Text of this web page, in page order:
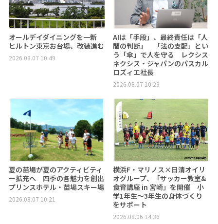
オールデイダイニングを一新
ヒルトン東京お台場、改装進む
2026.08.07 10:49
AIは「手段」、最終責任は「人
間の判断」 「法の支配」とい
う「傘」で人を守る レクシス
ネクシス・ジャパンのパスカル
ロズィエ社長
2026.08.07 10:23
夏の苗場が夏のアクティビティ
ー拡充へ 四季の各魅力を創出
プリンスホテル・苗場スキー場
2026.08.07 10:21
横浜F・マリノス×日清オイリ
オグループ、「サッカー教室&
食育講座 in 宮崎」を開催 小
学1年生～3年生の身体づくり
をサポート
2026.08.06 14:36